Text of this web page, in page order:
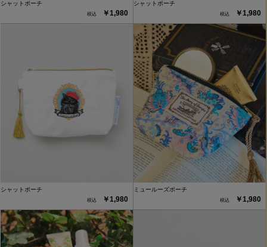
シャットポーチ
￥1,980
シャットポーチ
￥1,980
シャットポーチ
￥1,980
ミュールーズポーチ
￥1,980